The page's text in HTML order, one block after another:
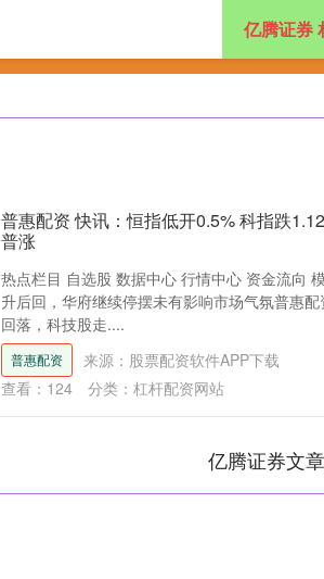
亿腾证券 杠杆
亿腾证券
普惠配资 快讯：恒指低开0.5% 科指跌
普涨
热点栏目 自选股 数据中心 行情中心 资金流向
升后回，华府继续停摆未有影响市场气氛普惠
回落，科技股走....
普惠配资
来源：股票配资软件APP下载
查看： 124 分类： 杠杆配资网站
亿腾证券文